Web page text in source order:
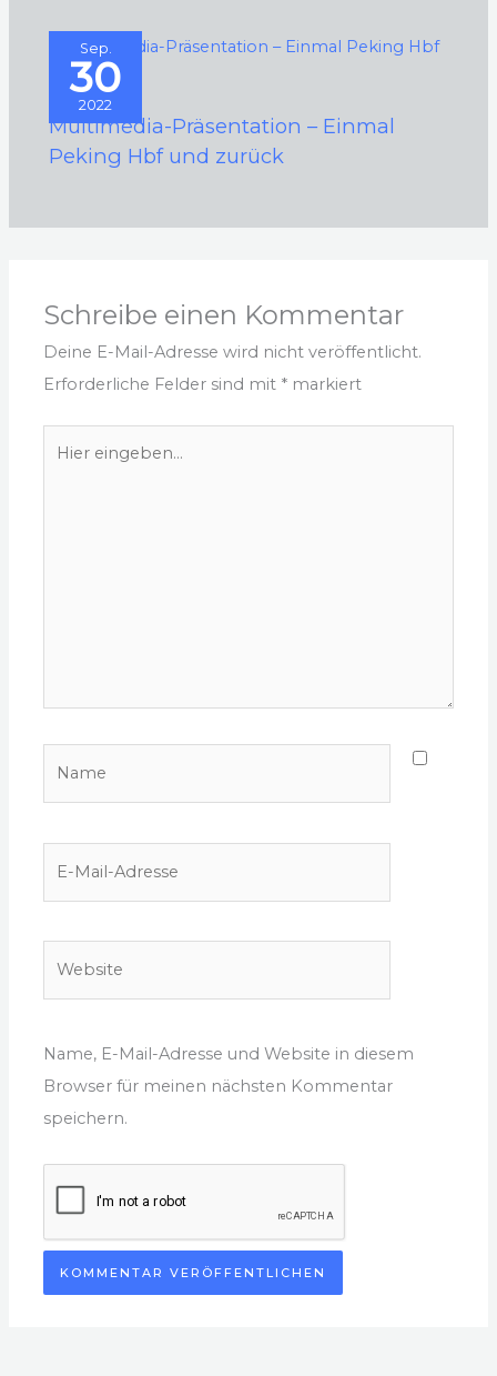
Sep.
30
2022
Multimedia-Präsentation – Einmal
Peking Hbf und zurück
Schreibe einen Kommentar
Deine E-Mail-Adresse wird nicht veröffentlicht.
Erforderliche Felder sind mit * markiert
Name, E-Mail-Adresse und Website in diesem
Browser für meinen nächsten Kommentar
speichern.